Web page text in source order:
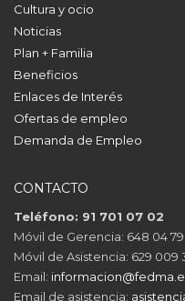
Cultura y ocio
Noticias
Plan + Familia
Beneficios
Enlaces de Interés
Ofertas de empleo
Demanda de Empleo
CONTACTO
Teléfono: 91 701 07 02
Móvil de Gerencia: 648 04 79
Móvil de Asistencia: 629 009
Email:
Email de asistencia: